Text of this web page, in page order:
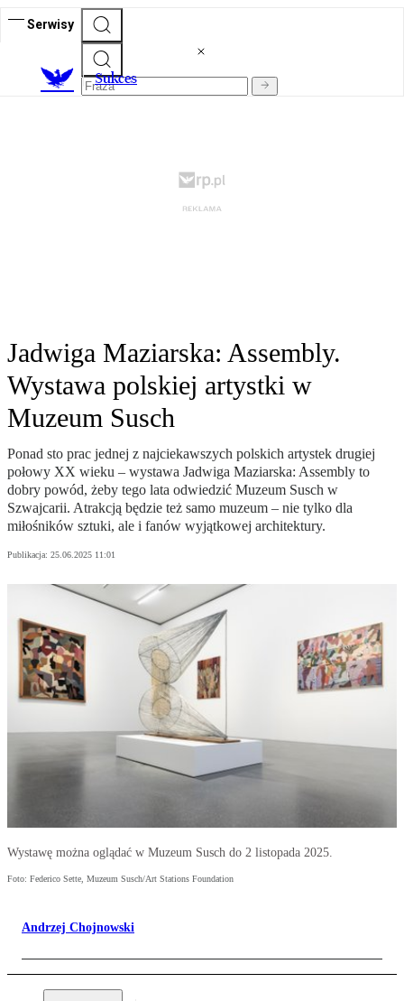
Serwisy
Sukces
Jadwiga Maziarska: Assembly.
Wystawa polskiej artystki w
Muzeum Susch
Ponad sto prac jednej z najciekawszych polskich artystek drugiej
połowy XX wieku – wystawa Jadwiga Maziarska: Assembly to
dobry powód, żeby tego lata odwiedzić Muzeum Susch w
Szwajcarii. Atrakcją będzie też samo muzeum – nie tylko dla
miłośników sztuki, ale i fanów wyjątkowej architektury.
Publikacja: 25.06.2025 11:01
Wystawę można oglądać w Muzeum Susch do 2 listopada 2025.
Foto: Federico Sette, Muzeum Susch/Art Stations Foundation
Andrzej Chojnowski